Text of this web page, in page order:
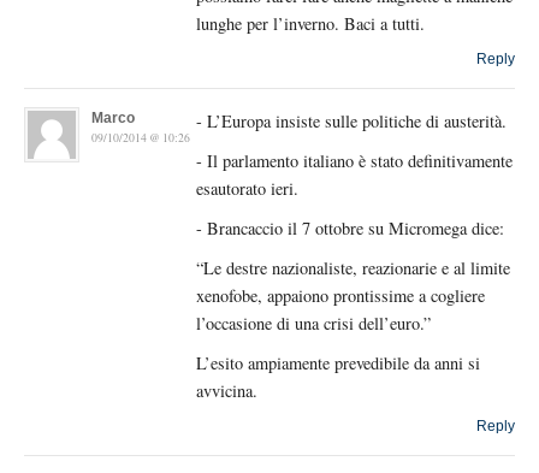
lunghe per l’inverno. Baci a tutti.
Reply
Marco
09/10/2014 @ 10:26
- L’Europa insiste sulle politiche di austerità.
- Il parlamento italiano è stato definitivamente
esautorato ieri.
- Brancaccio il 7 ottobre su Micromega dice:
“Le destre nazionaliste, reazionarie e al limite
xenofobe, appaiono prontissime a cogliere
l’occasione di una crisi dell’euro.”
L’esito ampiamente prevedibile da anni si
avvicina.
Reply